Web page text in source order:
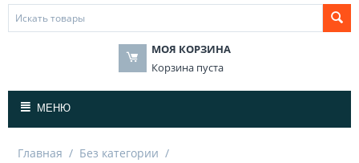
МОЯ КОРЗИНА
Корзина пуста
МЕНЮ
Главная / Без категории /